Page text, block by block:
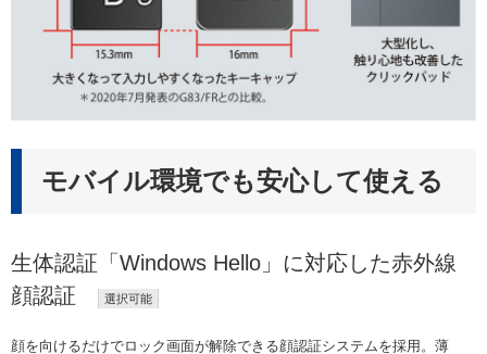
モバイル環境でも安心して使える
生体認証「Windows Hello」に対応した赤外線
顔認証
選択可能
顔を向けるだけでロック画面が解除できる顔認証システムを採用。薄